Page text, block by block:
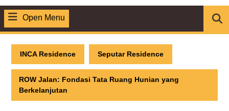
Open Menu
Menu
INCA Residence Seputar Residence
ROW Jalan: Fondasi Tata Ruang Hunian yang
Berkelanjutan